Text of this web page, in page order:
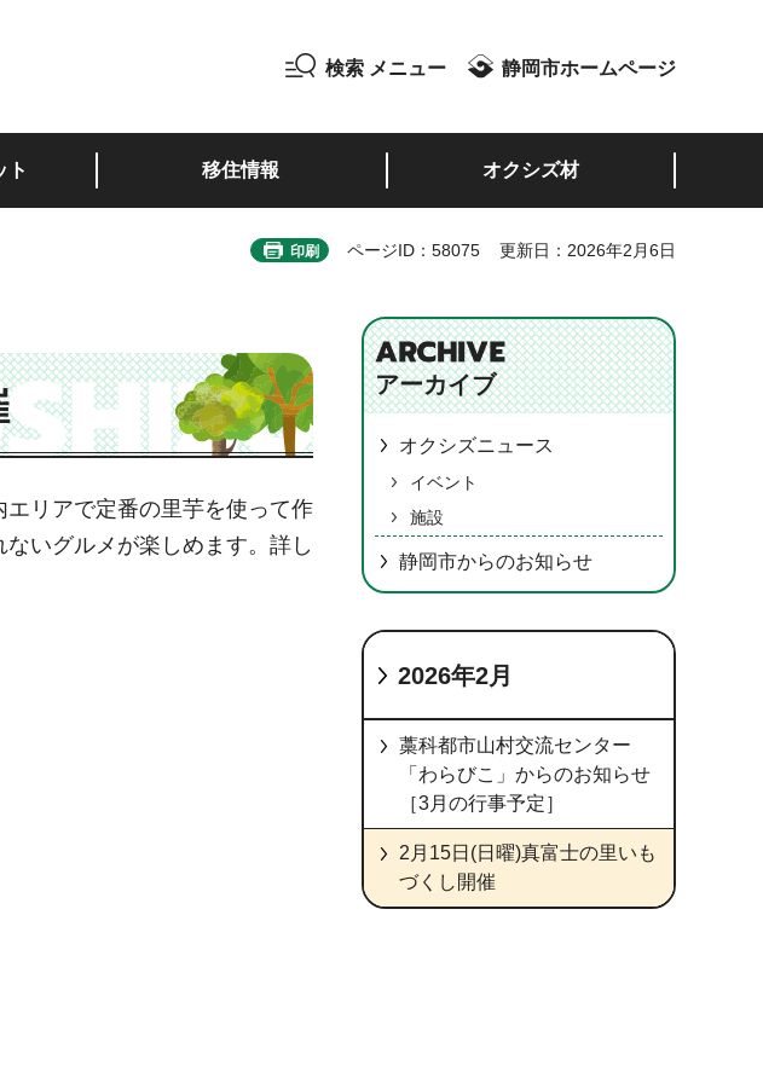
検索 メニュー 静岡市ホームページ
ト 移住情報 オクシズ材
印刷 ページID：58075 更新日：2026年2月6日
リアで定番の里芋を使って作
いグルメが楽しめます。詳し
アーカイブ
オクシズニュース
イベント
施設
静岡市からのお知らせ
2026年2月
藁科都市山村交流センター
「わらびこ」からのお知らせ
［3月の行事予定］
2月15日(日曜)真富士の里いも
づくし開催